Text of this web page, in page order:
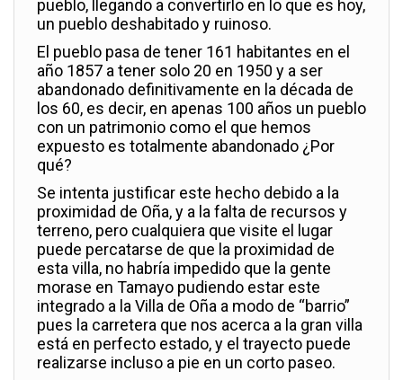
pueblo, llegando a convertirlo en lo que es hoy,
un pueblo deshabitado y ruinoso.
El pueblo pasa de tener 161 habitantes en el
año 1857 a tener solo 20 en 1950 y a ser
abandonado definitivamente en la década de
los 60, es decir, en apenas 100 años un pueblo
con un patrimonio como el que hemos
expuesto es totalmente abandonado ¿Por
qué?
Se intenta justificar este hecho debido a la
proximidad de Oña, y a la falta de recursos y
terreno, pero cualquiera que visite el lugar
puede percatarse de que la proximidad de
esta villa, no habría impedido que la gente
morase en Tamayo pudiendo estar este
integrado a la Villa de Oña a modo de “barrio”
pues la carretera que nos acerca a la gran villa
está en perfecto estado, y el trayecto puede
realizarse incluso a pie en un corto paseo.